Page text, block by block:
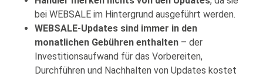
bei WEBSALE im Hintergrund ausgeführt werden.
WEBSALE-Updates sind immer in den
monatlichen Gebühren enthalten – der
Investitionsaufwand für das Vorbereiten,
Durchführen und Nachhalten von Updates kostet